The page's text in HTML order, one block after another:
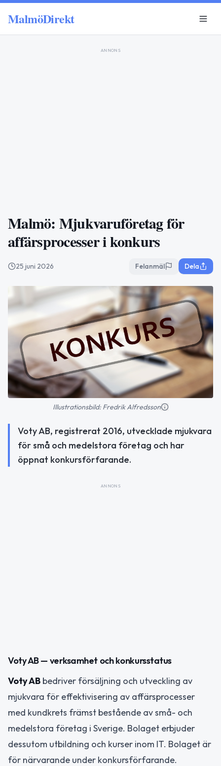
MalmöDirekt
ANNONS
Malmö: Mjukvaruföretag för
affärsprocesser i konkurs
25 juni 2026 Felanmäl Dela
Illustrationsbild: Fredrik Alfredsson
Voty AB, registrerat 2016, utvecklade mjukvara
för små och medelstora företag och har
öppnat konkursförfarande.
ANNONS
Voty AB — verksamhet och konkursstatus
Voty AB bedriver försäljning och utveckling av
mjukvara för effektivisering av affärsprocesser
med kundkrets främst bestående av små- och
medelstora företag i Sverige. Bolaget erbjuder
dessutom utbildning och kurser inom IT. Bolaget är
för närvarande under konkursförfarande.